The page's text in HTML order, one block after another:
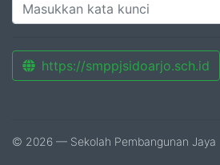
https://smppjsidoarjo.sch.id
© 2026 — Sekolah Pembangunan Jaya